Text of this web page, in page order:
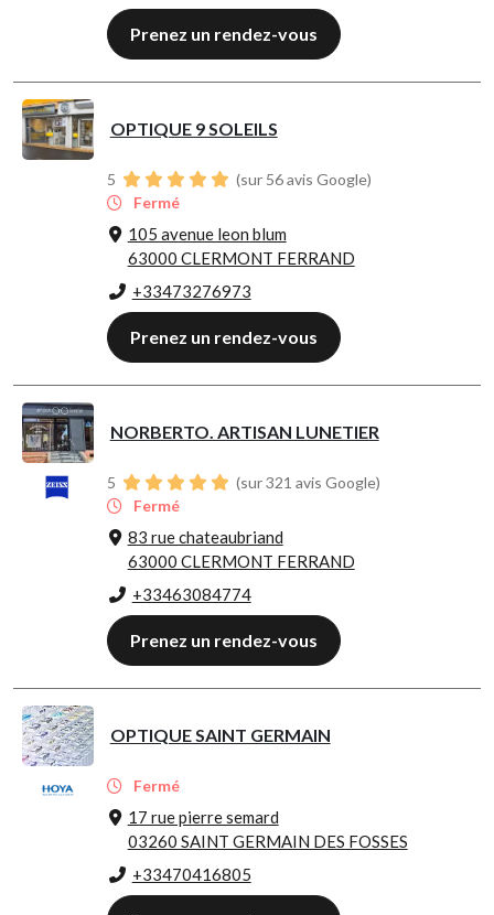
Prenez un rendez-vous
OPTIQUE 9 SOLEILS
5
(sur 56 avis Google)
Fermé
105 avenue leon blum
63000 CLERMONT FERRAND
+33473276973
Prenez un rendez-vous
NORBERTO. ARTISAN LUNETIER
5
(sur 321 avis Google)
Fermé
83 rue chateaubriand
63000 CLERMONT FERRAND
+33463084774
Prenez un rendez-vous
OPTIQUE SAINT GERMAIN
Fermé
17 rue pierre semard
03260 SAINT GERMAIN DES FOSSES
+33470416805